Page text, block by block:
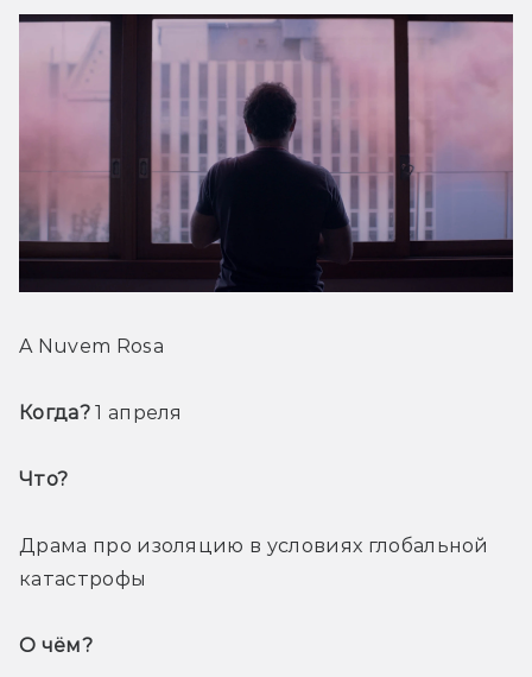
A Nuvem Rosa
Когда? 1 апреля
Что?
Драма про изоляцию в условиях глобальной
катастрофы
О чём?